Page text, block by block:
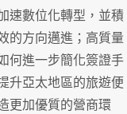
速數位化轉型，並積
的方向邁進；高質量
何進一步簡化簽證手
升亞太地區的旅遊便
更加優質的營商環